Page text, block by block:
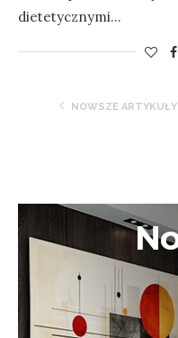
dietetycznymi…
NOWSZE ARTYKUŁY